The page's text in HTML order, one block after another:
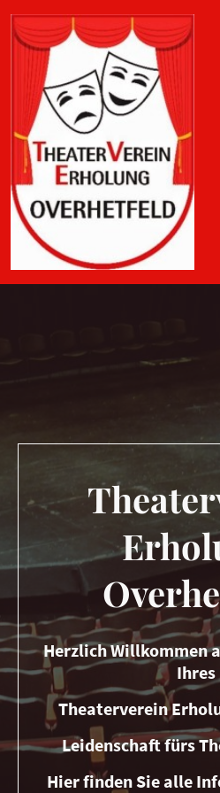
Herzlich Willkommen
Ihres
Theaterverein
Leidenschaft fürs
Hier finden Sie alle